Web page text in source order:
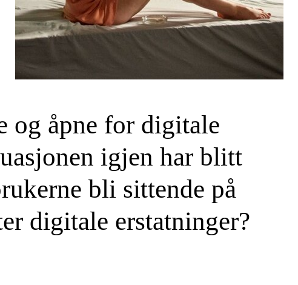
og åpne for digitale
igjen har blitt
bli sittende på
digitale erstatninger?